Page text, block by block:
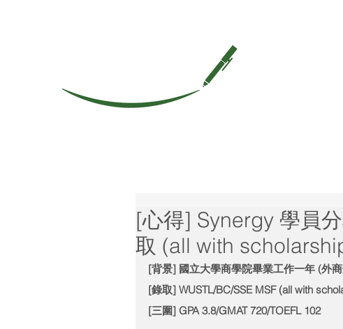
[心得] Synergy 學員
取 (all with
[背景] 國立大學商學院畢業工作一年 (外
[錄取] WUSTL/BC/SSE MSF (all with
[三圍] GPA 3.8/GMAT 720/TOEFL 102